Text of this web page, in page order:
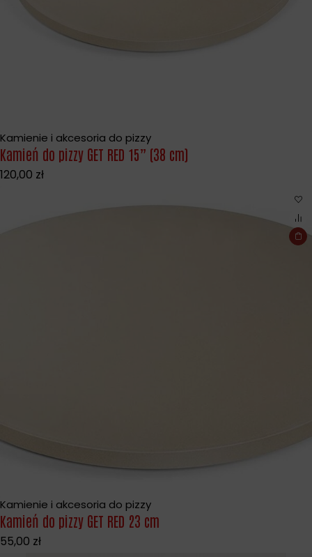
Kamienie i akcesoria do pizzy
Kamień do pizzy GET RED 15” (38 cm)
120,00 zł
Kamienie i akcesoria do pizzy
Kamień do pizzy GET RED 23 cm
55,00 zł